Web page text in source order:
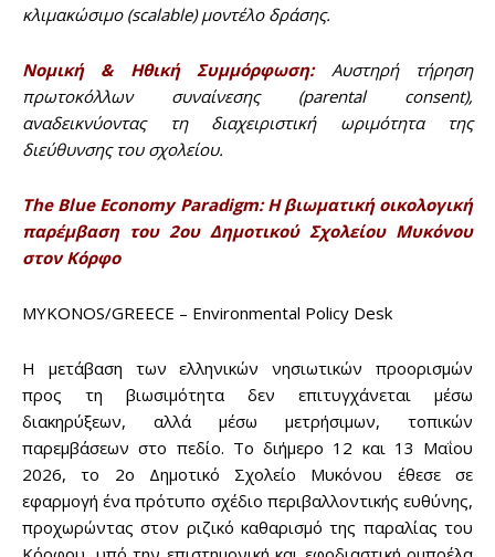
κλιμακώσιμο (scalable) μοντέλο δράσης.
Νομική & Ηθική Συμμόρφωση:
Αυστηρή τήρηση
πρωτοκόλλων συναίνεσης (parental consent),
αναδεικνύοντας τη διαχειριστική ωριμότητα της
διεύθυνσης του σχολείου.
The Blue Economy Paradigm: Η βιωματική οικολογική
παρέμβαση του 2ου Δημοτικού Σχολείου Μυκόνου
στον Κόρφο
MYKONOS/GREECE – Environmental Policy Desk
Η μετάβαση των ελληνικών νησιωτικών προορισμών
προς τη βιωσιμότητα δεν επιτυγχάνεται μέσω
διακηρύξεων, αλλά μέσω μετρήσιμων, τοπικών
παρεμβάσεων στο πεδίο. Το διήμερο 12 και 13 Μαΐου
2026, το 2ο Δημοτικό Σχολείο Μυκόνου έθεσε σε
εφαρμογή ένα πρότυπο σχέδιο περιβαλλοντικής ευθύνης,
προχωρώντας στον ριζικό καθαρισμό της παραλίας του